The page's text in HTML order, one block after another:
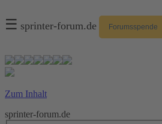
☰ sprinter-forum.de Forumsspende
Zum Inhalt
sprinter-forum.de